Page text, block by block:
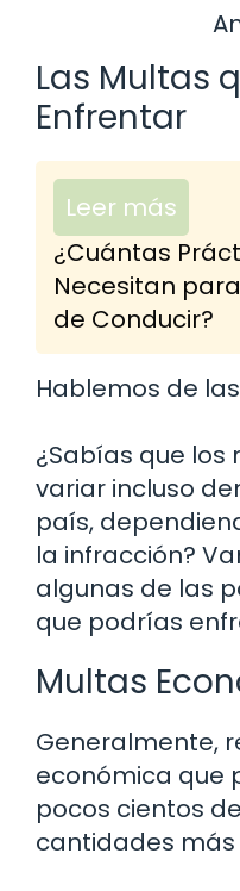
Las Multas
Enfrentar
Leer más
¿Cuántas
Necesitan
de Conducir?
Hablemos de
¿Sabías que
variar incluso
país,
la infracción?
algunas de las
que podrías
Multas
Generalmente,
económica que
pocos cientos
cantidades más